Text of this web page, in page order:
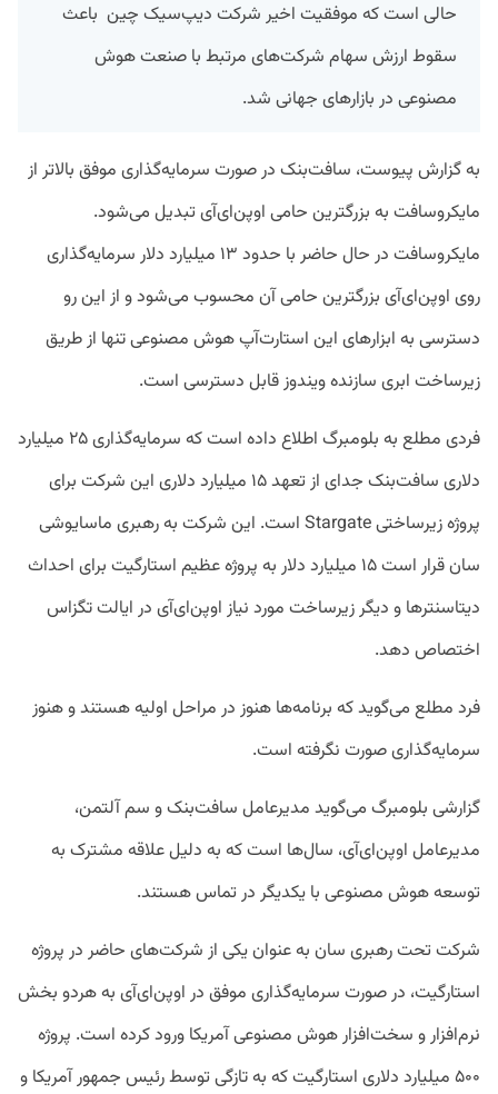
حالی است که موفقیت اخیر شرکت دیپ‌سیک چین باعث
سقوط ارزش سهام شرکت‌های مرتبط با صنعت هوش
مصنوعی در بازارهای جهانی شد.
به گزارش پیوست،‌ سافت‌بنک در صورت سرمایه‌گذاری موفق بالاتر از
مایکروسافت به بزرگترین حامی اوپن‌ای‌آی تبدیل می‌شود.
مایکروسافت در حال حاضر با حدود ۱۳ میلیارد دلار سرمایه‌گذاری
روی اوپن‌ای‌آی بزرگترین حامی آن محسوب می‌شود و از این رو
دسترسی به ابزارهای این استارت‌آپ هوش مصنوعی تنها از طریق
زیرساخت ابری سازنده ویندوز قابل دسترسی است.
فردی مطلع به بلومبرگ اطلاع داده است که سرمایه‌گذاری ۲۵ میلیارد
دلاری سافت‌بنک جدای از تعهد ۱۵ میلیارد دلاری این شرکت برای
پروژه زیرساختی Stargate است. این شرکت به رهبری ماسایوشی
سان قرار است ۱۵ میلیارد دلار به پروژه عظیم استارگیت برای احداث
دیتاسنتر‌ها و دیگر زیرساخت مورد نیاز اوپن‌ای‌آی در ایالت تگزاس
اختصاص دهد.
فرد مطلع می‌گوید که برنامه‌ها هنوز در مراحل اولیه هستند و هنوز
سرمایه‌گذاری صورت نگرفته است.
گزارشی بلومبرگ می‌گوید مدیرعامل سافت‌بنک و سم آلتمن،
مدیرعامل اوپن‌ای‌آی، سال‌ها است که به دلیل علاقه مشترک به
توسعه هوش مصنوعی با یکدیگر در تماس هستند.
شرکت تحت رهبری سان به عنوان یکی از شرکت‌های حاضر در پروژه
استارگیت، در صورت سرمایه‌‌گذاری موفق در اوپن‌ای‌آی به هردو بخش
نرم‌افزار و سخت‌افزار هوش مصنوعی آمریکا ورود کرده است. پروژه
۵۰۰ میلیارد دلاری استارگیت که به تازگی توسط رئیس جمهور آمریکا و